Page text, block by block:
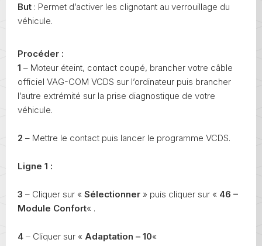
But : Permet d’activer les clignotant au verrouillage du
véhicule.
Procéder :
1 – Moteur éteint, contact coupé, brancher votre câble
officiel VAG-COM VCDS sur l’ordinateur puis brancher
l’autre extrémité sur la prise diagnostique de votre
véhicule.
2 – Mettre le contact puis lancer le programme VCDS.
Ligne 1 :
3 – Cliquer sur « Sélectionner » puis cliquer sur « 46 –
Module Confort« .
4 – Cliquer sur « Adaptation – 10«